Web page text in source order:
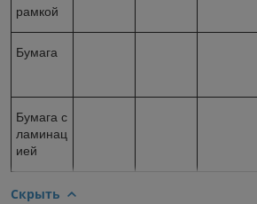
рамкой
Бумага
Бумага с
ламинац
ией
Скрыть